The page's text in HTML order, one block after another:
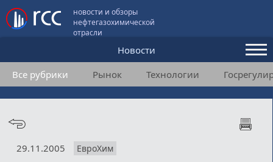
новости и обзоры
нефтегазохимической
отрасли
Новости
Аналитика и мнения
Конференции
Все рубрики Рынок Технологии
29.11.2005 ЕвроХим